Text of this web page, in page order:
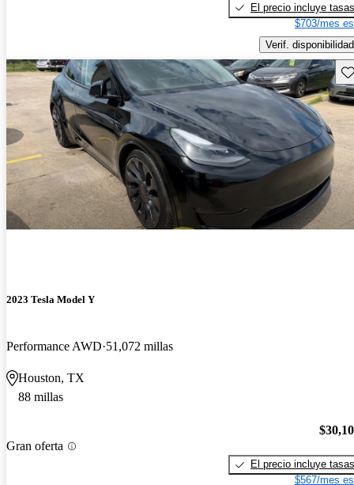
El precio incluye tasas
$703/mes
Verif. disponibilidad
2023 Tesla Model Y
Performance AWD 51,072 millas
Houston, TX
88 millas
Gran oferta
El precio incluye tasas
$567/mes